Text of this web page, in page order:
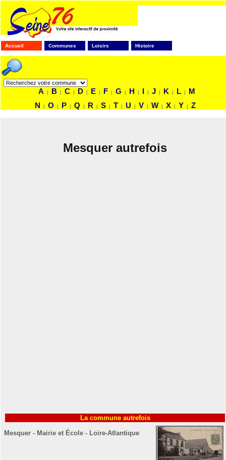
Accueil Communes Loisirs Histoire
A | B | C | D | E | F | G | H | I | J | K | L |
M
N
| O | P | Q | R | S | T | U | V | W | X | Y | Z
Mesquer autrefois
La commune autrefois
Mesquer - Mairie et École - Loire-Atlantique